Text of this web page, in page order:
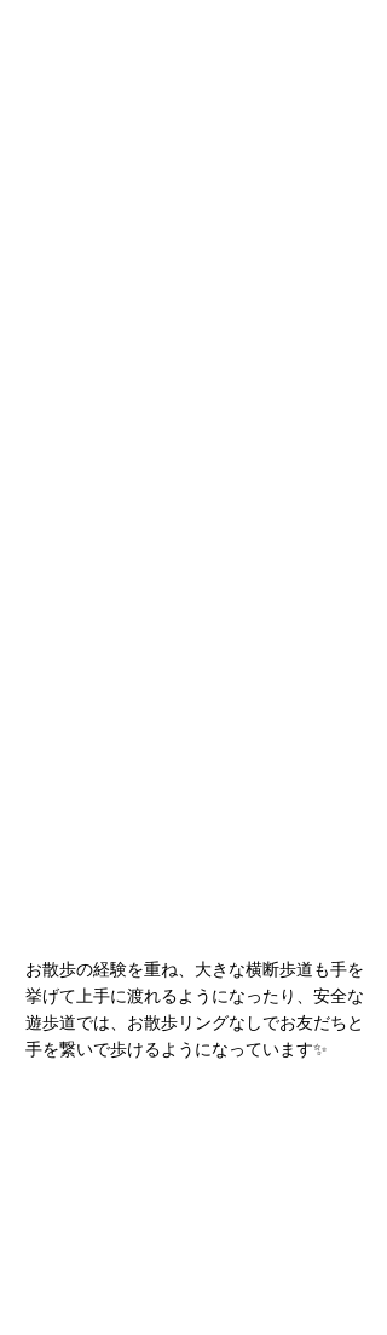
お散歩の経験を重ね、大きな横断歩道も手を
挙げて上手に渡れるようになったり、安全な
遊歩道では、お散歩リングなしでお友だちと
手を繋いで歩けるようになっています✨